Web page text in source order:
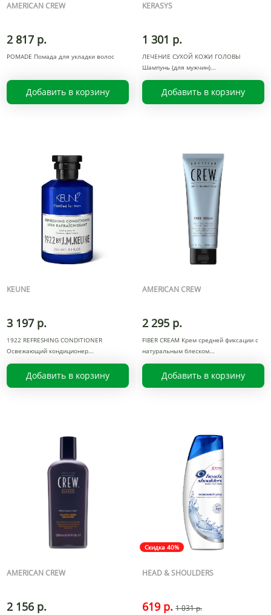
AMERICAN CREW
2 817 р.
POMADE Помада для укладки волоc
Добавить в корзину
KERASYS
1 301 р.
ЛЕЧЕНИЕ СУХОЙ КОЖИ ГОЛОВЫ
Шампунь (для мужчин)
Добавить в корзину
KEUNE
3 197 р.
1922 REFRESHING CONDITIONER
Освежающий кондиционер
Добавить в корзину
AMERICAN CREW
2 295 р.
FIBER CREAM Крем средней фиксации с
натуральным блеском
Добавить в корзину
AMERICAN CREW
2 156 р.
Скидка 40%
HEAD & SHOULDERS
619 р. 1 031 р.